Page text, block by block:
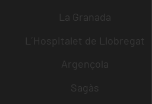
La Granada
L´Hospitalet de Llobregat
Argençola
Sagàs